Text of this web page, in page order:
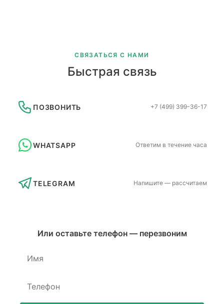
СВЯЗАТЬСЯ С НАМИ
Быстрая связь
ПОЗВОНИТЬ +7 (499) 399-36-17
WHATSAPP Ответим в течение часа
TELEGRAM Напишите — рассчитаем
Или оставьте телефон — перезвоним